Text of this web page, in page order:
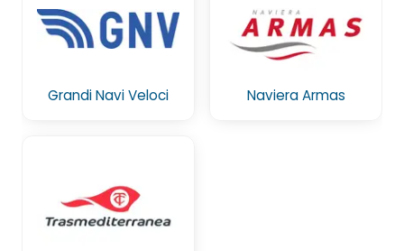
Grandi Navi Veloci Naviera Armas